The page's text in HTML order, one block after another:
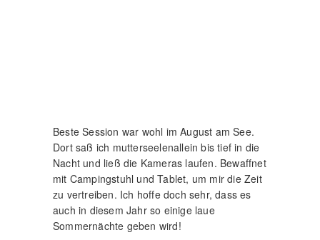
Beste Session war wohl im August am See.
Dort saß ich mutterseelenallein bis tief in die
Nacht und ließ die Kameras laufen. Bewaffnet
mit Campingstuhl und Tablet, um mir die Zeit
zu vertreiben. Ich hoffe doch sehr, dass es
auch in diesem Jahr so einige laue
Sommernächte geben wird!